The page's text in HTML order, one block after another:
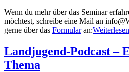
Wenn du mehr über das Seminar
möchtest, schreibe eine Mail an
gerne über das Formularan:
Landjugend-Podcast –
Thema